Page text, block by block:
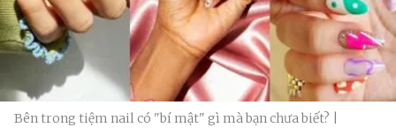
Bên trong tiệm nail có "bí mật" gì mà bạn chưa biết? |